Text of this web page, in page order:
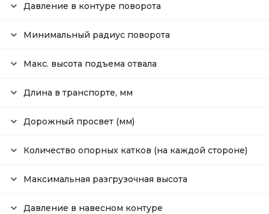
Давление в контуре поворота
Минимальный радиус поворота
Макс. высота подъема отвала
Длина в транспорте, мм
Дорожный просвет (мм)
Количество опорных катков (на каждой стороне)
Максимальная разгрузочная высота
Давление в навесном контуре